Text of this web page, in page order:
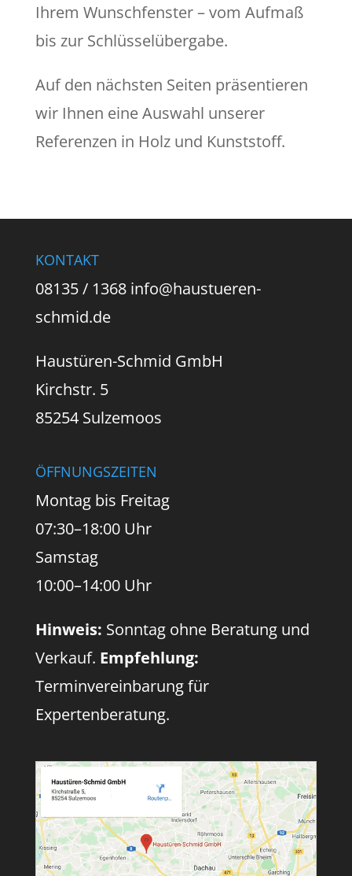
Ihrem Wunschfenster – vom Aufmaß
bis zur Schlüsselübergabe.
Auf den nächsten Seiten präsentieren
wir Ihnen eine Auswahl unserer
Referenzen in Holz und Kunststoff.
KONTAKT
08135 / 1368 info@haustueren-
schmid.de
Haustüren-Schmid GmbH
Kirchstr. 5
85254 Sulzemoos
ÖFFNUNGSZEITEN
Montag bis Freitag
07:30–18:00 Uhr
Samstag
10:00–14:00 Uhr
Hinweis: Sonntag ohne Beratung und
Verkauf. Empfehlung:
Terminvereinbarung für
Expertenberatung.